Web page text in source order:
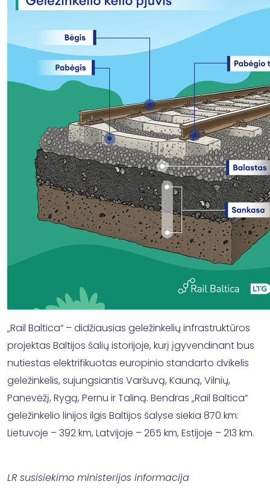
„Rail Baltica“ – didžiausias geležinkelių infrastruktūros
projektas Baltijos šalių istorijoje, kurį įgyvendinant bus
nutiestas elektrifikuotas europinio standarto dvikelis
geležinkelis, sujungsiantis Varšuvą, Kauną, Vilnių,
Panevėžį, Rygą, Pernu ir Taliną. Bendras „Rail Baltica“
geležinkelio linijos ilgis Baltijos šalyse siekia 870 km:
Lietuvoje – 392 km, Latvijoje – 265 km, Estijoje – 213 km.
LR susisiekimo ministerijos informacija